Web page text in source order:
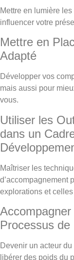
Mettre en lumière
influencer votre
Mettre en
Adapté
Développer vos
mais aussi pour
vous.
Utiliser les
dans un
Maîtriser les
d’accompagnement
explorations et
Processus de
Devenir un acteur
libérer des poids du